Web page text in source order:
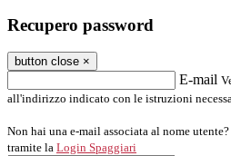
Recupero password
button close ×
E-mail
all'indirizzo indicato con le istruzioni
Non hai una e-mail associata al nome
tramite la Login Spaggiari